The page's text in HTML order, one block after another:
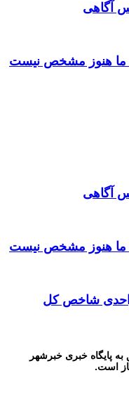
آگاهی
آگاهی
پایگاه خبری خبرشهر
است.